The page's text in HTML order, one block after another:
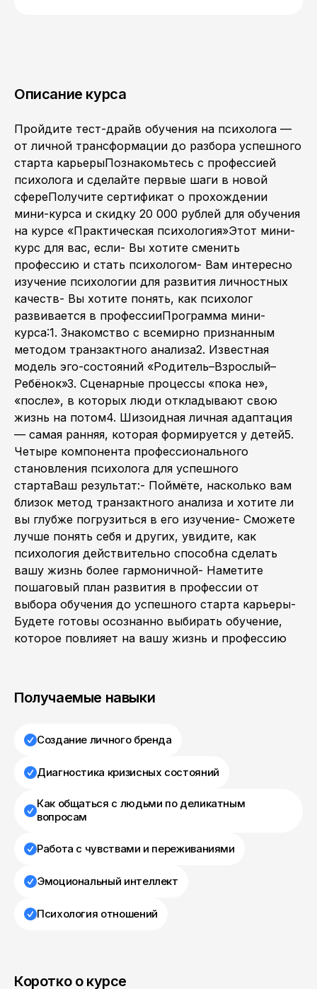
Описание курса
Пройдите тест-драйв обучения на психолога —
от личной трансформации до разбора успешного
старта карьерыПознакомьтесь с профессией
психолога и сделайте первые шаги в новой
сфереПолучите сертификат о прохождении
мини-курса и скидку 20 000 рублей для обучения
на курсе «Практическая психология»Этот мини-
курс для вас, если- Вы хотите сменить
профессию и стать психологом- Вам интересно
изучение психологии для развития личностных
качеств- Вы хотите понять, как психолог
развивается в профессииПрограмма мини-
курса:1. Знакомство с всемирно признанным
методом транзактного анализа2. Известная
модель эго-состояний «Родитель–Взрослый–
Ребёнок»3. Сценарные процессы «пока не»,
«после», в которых люди откладывают свою
жизнь на потом4. Шизоидная личная адаптация
— самая ранняя, которая формируется у детей5.
Четыре компонента профессионального
становления психолога для успешного
стартаВаш результат:- Поймёте, насколько вам
близок метод транзактного анализа и хотите ли
вы глубже погрузиться в его изучение- Сможете
лучше понять себя и других, увидите, как
психология действительно способна сделать
вашу жизнь более гармоничной- Наметите
пошаговый план развития в профессии от
выбора обучения до успешного старта карьеры-
Будете готовы осознанно выбирать обучение,
которое повлияет на вашу жизнь и профессию
Получаемые навыки
Создание личного бренда
Диагностика кризисных состояний
Как общаться с людьми по деликатным
вопросам
Работа с чувствами и переживаниями
Эмоциональный интеллект
Психология отношений
Коротко о курсе